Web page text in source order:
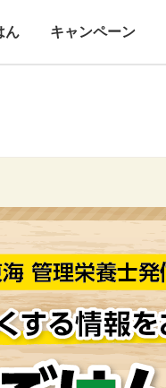
ん キャンペーン